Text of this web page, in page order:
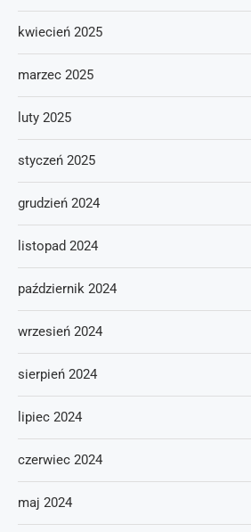
kwiecień 2025
marzec 2025
luty 2025
styczeń 2025
grudzień 2024
listopad 2024
październik 2024
wrzesień 2024
sierpień 2024
lipiec 2024
czerwiec 2024
maj 2024